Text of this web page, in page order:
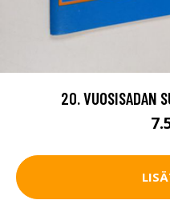
20. VUOSISADAN